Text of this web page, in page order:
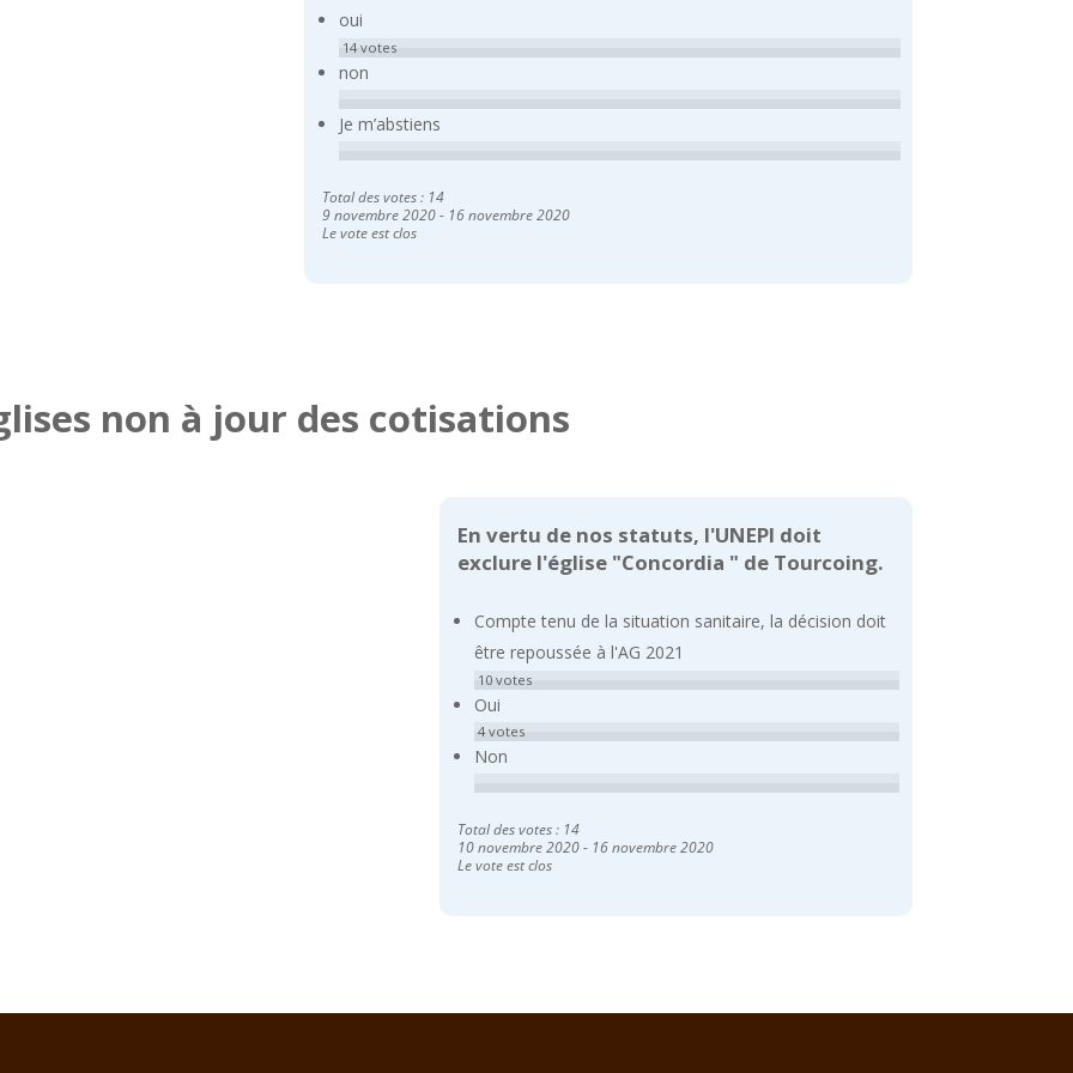
oui
14votes
non
Je m’abstiens
Total des votes : 14
9 novembre 2020- 16 novembre 2020
Le vote est clos
non à jour des cotisations
En vertu de nos statuts, l'UNEPI doit
exclure l'église "Concordia " de Tourcoing.
Compte tenu de la situation sanitaire, la décision doit
être repoussée à l'AG 2021
10votes
Oui
4votes
Non
Total des votes : 14
10 novembre 2020- 16 novembre 2020
Le vote est clos